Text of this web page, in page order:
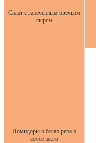
Салат с запечённым овечьим
сыром
Помидоры и белая репа в
соусе песто